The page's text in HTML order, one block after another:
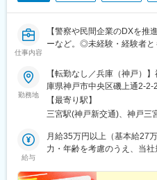
仕事内容
【警察や民間企業のDXを推
ーなど。◎未経験・経験者と
勤務地
【転勤なし／兵庫（神戸）
庫県神戸市中央区磯上通2-2-
JR「三ノ宮駅」、阪急・阪
なし・受動喫煙対策：あり
【最寄り駅】
三宮駅(神戸新交通)、神戸三
給与
月給35万円以上（基本給27
力・年齢を考慮のうえ、当
に関わらず40時間分を、月8